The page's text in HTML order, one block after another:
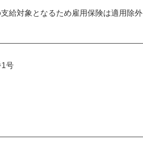
給対象となるため雇用保険は適用除外
号